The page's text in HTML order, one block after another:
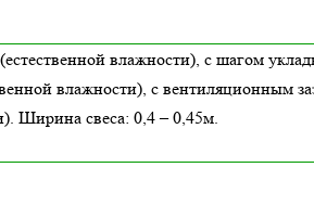
влажности), с шагом
влажности), с вентиляционным
Ширина свеса: 0,4 – 0,45м.